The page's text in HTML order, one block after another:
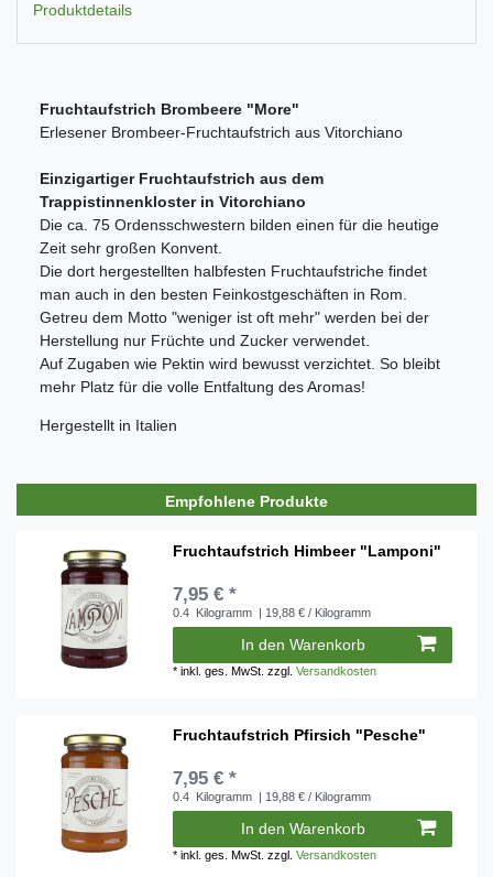
Produktdetails
Fruchtaufstrich Brombeere "More"
Erlesener Brombeer-Fruchtaufstrich aus Vitorchiano
Einzigartiger Fruchtaufstrich aus dem
Trappistinnenkloster in Vitorchiano
Die ca. 75 Ordensschwestern bilden einen für die heutige
Zeit sehr großen Konvent.
Die dort hergestellten halbfesten Fruchtaufstriche findet
man auch in den besten Feinkostgeschäften in Rom.
Getreu dem Motto "weniger ist oft mehr" werden bei der
Herstellung nur Früchte und Zucker verwendet.
Auf Zugaben wie Pektin wird bewusst verzichtet. So bleibt
mehr Platz für die volle Entfaltung des Aromas!
Hergestellt in Italien
Empfohlene Produkte
Fruchtaufstrich Himbeer "Lamponi"
7,95 € *
0.4 Kilogramm | 19,88 € / Kilogramm
In den Warenkorb
*inkl. ges. MwSt. zzgl.Versandkosten
Fruchtaufstrich Pfirsich "Pesche"
7,95 € *
0.4 Kilogramm | 19,88 € / Kilogramm
In den Warenkorb
*inkl. ges. MwSt. zzgl.Versandkosten